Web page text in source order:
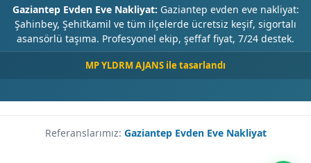
Gaziantep Evden Eve Nakliyat: Gaziantep evden eve nakliyat:
Şahinbey, Şehitkamil ve tüm ilçelerde ücretsiz keşif, sigortalı
asansörlü taşıma. Profesyonel ekip, şeffaf fiyat, 7/24 destek.
MP YLDRM AJANS ile tasarlandı
Referanslarımız: Gaziantep Evden Eve Nakliyat